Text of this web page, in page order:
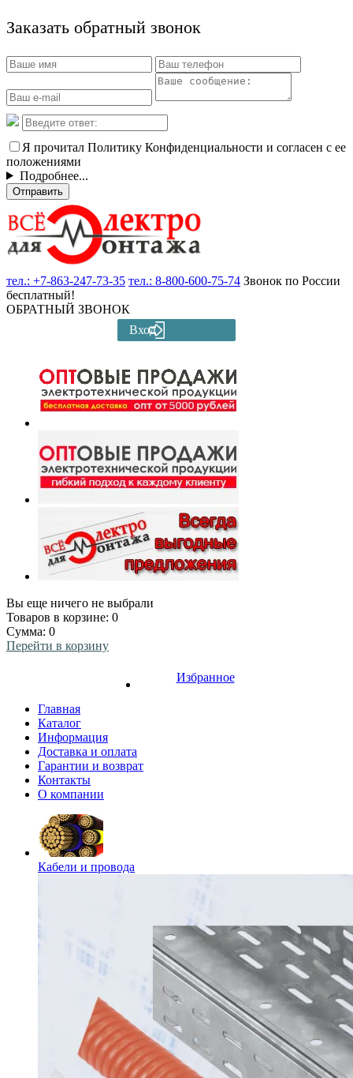
Заказать обратный звонок
Я прочитал Политику Конфиденциальности и согласен с ее
положениями
Подробнее...
Отправить
тел.: +7-863-247-73-35 тел.: 8-800-600-75-74 Звонок по России
бесплатный!
ОБРАТНЫЙ ЗВОНОК
Вход
Вы еще ничего не выбрали
Товаров в корзине: 0
Сумма: 0
Перейти в корзину
Избранное
Главная
Каталог
Информация
Доставка и оплата
Гарантии и возврат
Контакты
О компании
Кабели и провода